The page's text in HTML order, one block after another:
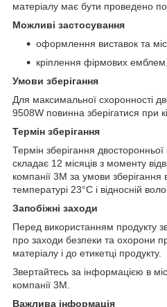
матеріалу має бути проведено
Можливі застосування
оформлення виставок та
кріплення фірмових емблем,
Умови зберігання
Для максимальної схоронності
9508W повинна зберігатися при
Термін зберігання
Термін зберігання двосторонньої
складає 12 місяців з моменту
компанії 3М за умови зберігання
температурі 23°C і відносній
Запобіжні заходи
Перед використанням продукту
про заходи безпеки та охорони
матеріалу і до етикетці продукту.
Звертайтесь за інформацією в
компанії 3М.
Важлива інформація